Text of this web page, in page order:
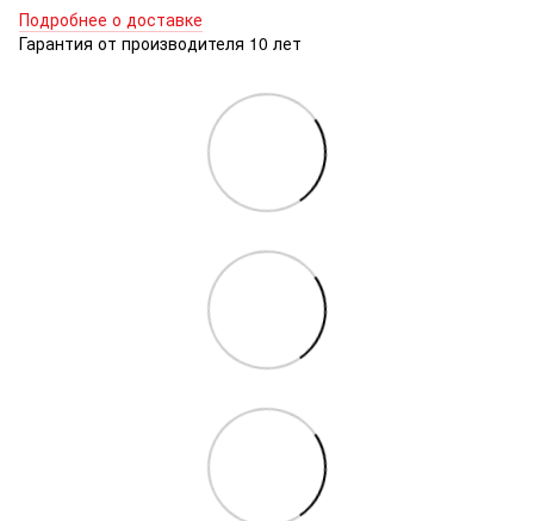
Подробнее о доставке
Гарантия от производителя 10 лет